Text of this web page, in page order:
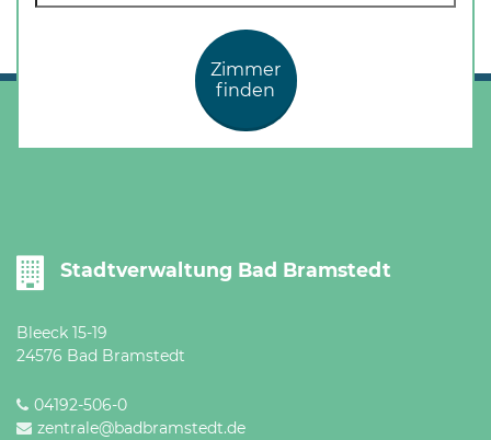
Zimmer
finden
Stadtverwaltung Bad Bramstedt
Bleeck 15-19
24576 Bad Bramstedt
04192-506-0
zentrale@badbramstedt.de